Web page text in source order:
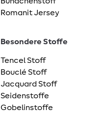
Romanit Jersey
Besondere Stoffe
Tencel Stoff
Bouclé Stoff
Jacquard Stoff
Seidenstoffe
Gobelinstoffe